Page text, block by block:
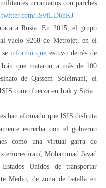
ucranianos con parches
5SvfLD6pKJ
a Rusia. En 2015, el grupo
vuelo 9268 de Metrojet, en el
seinformó que estuvo detrás de
que mataron a más de 100
de Qassem Soleimani, el
como fuerza en Irak y Siria.
han afirmado que ISIS disfruta
estrecha con el gobierno
como una virtual garra de
iraní, Mohammad Javad
Unidos de transportar
Medio, de zona de batalla en